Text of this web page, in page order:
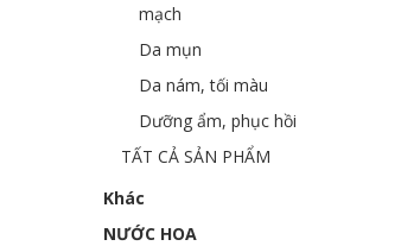
mạch
Da mụn
Da nám, tối màu
Dưỡng ẩm, phục hồi
TẤT CẢ SẢN PHẨM
Khác
NƯỚC HOA